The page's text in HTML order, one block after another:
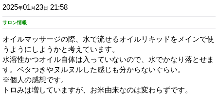
2025年01月 23日 21:58
サロン情報
オイルマッサージの際、水で流せるオイルリキッドをメインで使
うようにしようかと考えています。
水溶性かつオイル自体は入っていないので、水でかなり落とせま
す。ベタつきやヌルヌルした感じも分からないぐらい。
※個人の感想です。
トロみは増していますが、お米由来なのは変わらずです。